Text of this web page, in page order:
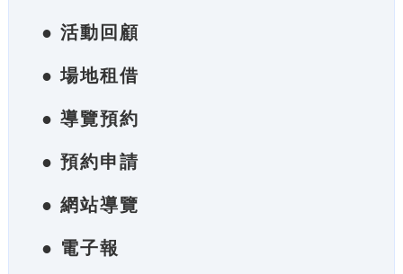
● 活動回顧
● 場地租借
● 導覽預約
● 預約申請
● 網站導覽
● 電子報